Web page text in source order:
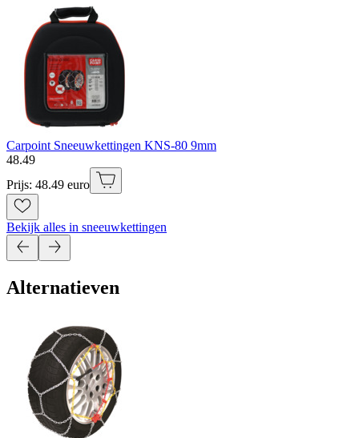
Carpoint Sneeuwkettingen KNS-80 9mm
48.49
Prijs: 48.49 euro
Bekijk alles in sneeuwkettingen
Alternatieven